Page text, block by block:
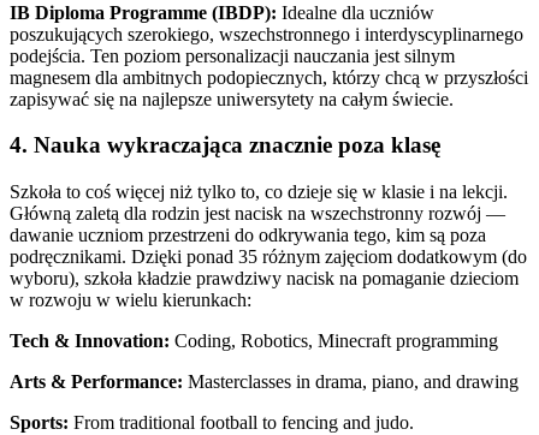
IB Diploma Programme (IBDP): Idealne dla uczniów
poszukujących szerokiego, wszechstronnego i interdyscyplinarnego
podejścia. Ten poziom personalizacji nauczania jest silnym
magnesem dla ambitnych podopiecznych, którzy chcą w przyszłości
zapisywać się na najlepsze uniwersytety na całym świecie.
4. Nauka wykraczająca znacznie poza klasę
Szkoła to coś więcej niż tylko to, co dzieje się w klasie i na lekcji.
Główną zaletą dla rodzin jest nacisk na wszechstronny rozwój —
dawanie uczniom przestrzeni do odkrywania tego, kim są poza
podręcznikami. Dzięki ponad 35 różnym zajęciom dodatkowym (do
wyboru), szkoła kładzie prawdziwy nacisk na pomaganie dzieciom
w rozwoju w wielu kierunkach:
Tech & Innovation: Coding, Robotics, Minecraft programming
Arts & Performance: Masterclasses in drama, piano, and drawing
Sports: From traditional football to fencing and judo.